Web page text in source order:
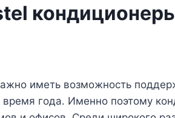
иметь возможность
года․ Именно поэтому